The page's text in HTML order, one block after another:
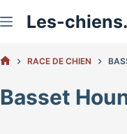
au
Les-
RACE DE CHIEN
Basset